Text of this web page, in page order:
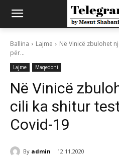
Ballina Lajme
Në Vinicë zbulohet
për...
Lajme Maqedoni
Në Vinicë
cili ka shitur
Covid-19
By admin 12.11.2020